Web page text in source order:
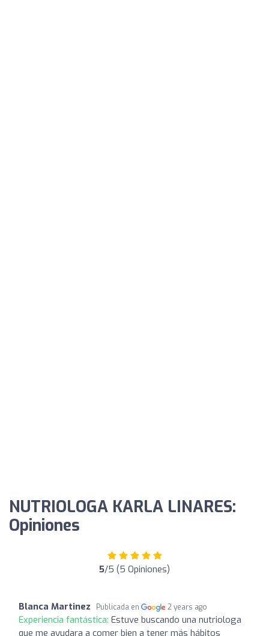
NUTRIOLOGA KARLA LINARES:
Opiniones
5/5 (5 Opiniones)
Blanca Martinez Publicada en 2 years ago
Experiencia fantástica: Estuve buscando una nutriologa
que me ayudara a comer bien a tener más hábitos